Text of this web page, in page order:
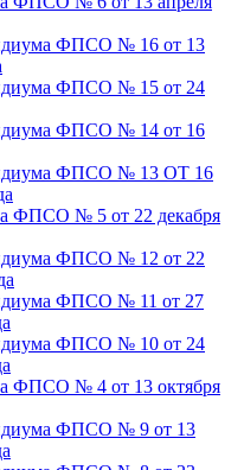
ФПСО № 16 от 13
ФПСО № 15 от 24
ФПСО № 14 от 16
ФПСО № 13 ОТ 16
ФПСО № 5 от 22 декабря
ФПСО № 12 от 22
ФПСО № 11 от 27
ФПСО № 10 от 24
ФПСО № 4 от 13 октября
ФПСО № 9 от 13